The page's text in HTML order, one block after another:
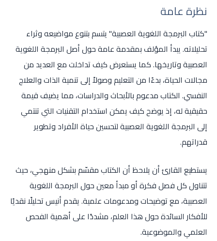
نظرة عامة
"كتاب البرمجة اللغوية العصبية" يتسم بتنوع مواضيعه وثراء
تحليلاته. يبدأ المؤلف بمقدمة عامة حول أصل البرمجة اللغوية
العصبية وتاريخها. كما يستعرض كيف تداخلت مع العديد من
مجالات الحياة، بدءًا من التعليم وصولاً إلى تنمية الذات والعلاج
النفسي. الكتاب مدعوم بالأبحاث والدراسات، مما يضيف قيمة
حقيقية له، إذ يوضح كيف يمكن استخدام التقنيات التي تنتمي
إلى البرمجة اللغوية العصبية لتحسين حياة الأفراد وتطوير
قدراتهم.
يستطيع القارئ أن يلاحظ أن الكتاب مقسّم بشكل منهجي، حيث
تتناول كل فصل فكرة أو مبدأ معين حول البرمجة اللغوية
العصبية، مع توضيحات ومدعومات علمية. يقدم أنيس تحليلًا نقديًا
للأفكار السائدة حول هذا العلم، مشددًا على أهمية الفحص
العلمي والموضوعية.